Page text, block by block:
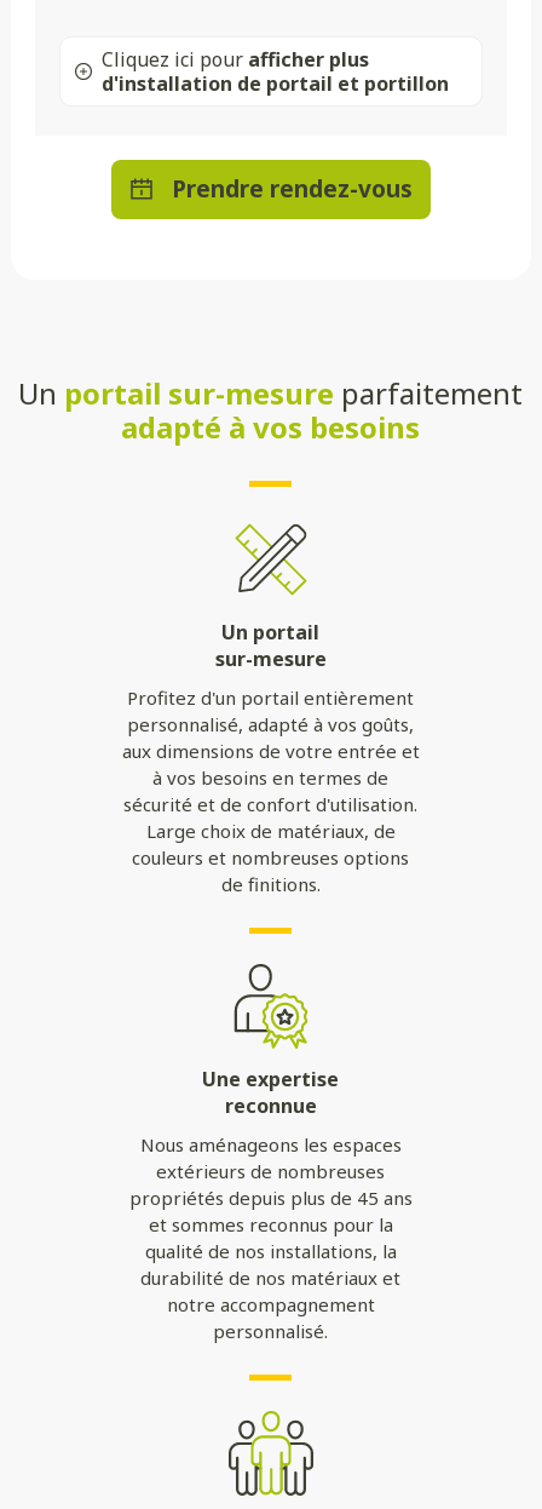
Cliquez ici pour afficher plus
d'installation de portail et portillon
Prendre rendez-vous
Un portail sur-mesure parfaitement
adapté à vos besoins
Un portail
sur-mesure
Profitez d'un portail entièrement
personnalisé, adapté à vos goûts,
aux dimensions de votre entrée et
à vos besoins en termes de
sécurité et de confort d'utilisation.
Large choix de matériaux, de
couleurs et nombreuses options
de finitions.
Une expertise
reconnue
Nous aménageons les espaces
extérieurs de nombreuses
propriétés depuis plus de 45 ans
et sommes reconnus pour la
qualité de nos installations, la
durabilité de nos matériaux et
notre accompagnement
personnalisé.